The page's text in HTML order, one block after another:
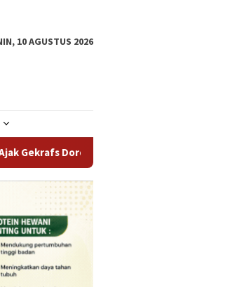
10 AGUSTUS 2026
Wisata Vatumatando Masuk